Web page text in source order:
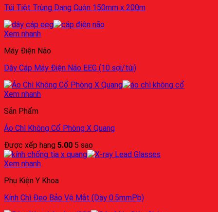
Túi Tiệt Trùng Dạng Cuộn 150mm x 200m
Xem nhanh
Máy Điện Não
Dây Cáp Máy Điện Não EEG (10 sợi/túi)
Xem nhanh
Sản Phẩm
Áo Chì Không Cổ Phòng X Quang
Được xếp hạng 5.00 5 sao
Xem nhanh
Phụ Kiện Y Khoa
Kính Chì Đeo Bảo Vệ Mắt (Dày 0.5mmPb)